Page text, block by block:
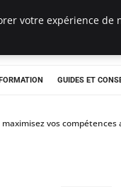
GUIDES ET
vos
votre expérience